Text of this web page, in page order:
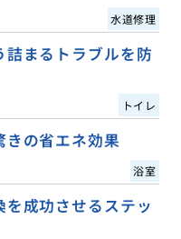
水道修理
まるトラブルを防
トイレ
の省エネ効果
浴室
成功させるステッ